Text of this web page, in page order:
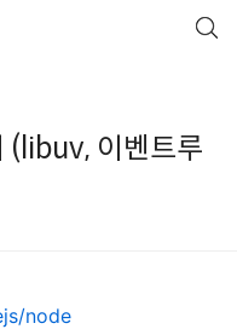
(libuv, 이벤트루
node